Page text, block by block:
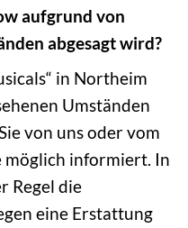
aufgrund von
abgesagt wird?
in Northeim
Umständen
von uns oder vom
möglich informiert. In
Regel die
eine Erstattung